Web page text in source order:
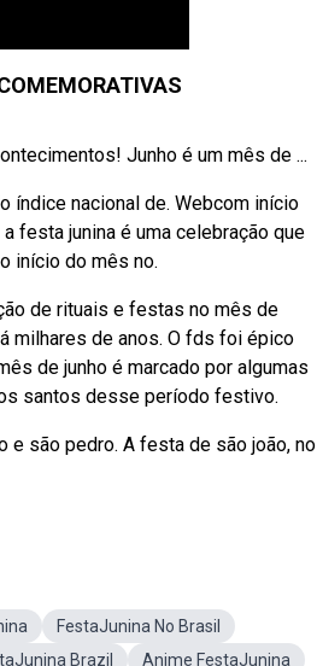
Junho é um mês de ...
índice nacional de. Webcom início
festa junina é uma celebração que
início do mês no.
de rituais e festas no mês de
milhares de anos. O fds foi épico
de junho é marcado por algumas
santos desse período festivo.
e são pedro. A festa de são joão, no
FestaJunina No Brasil
Brazil
Anime FestaJunina